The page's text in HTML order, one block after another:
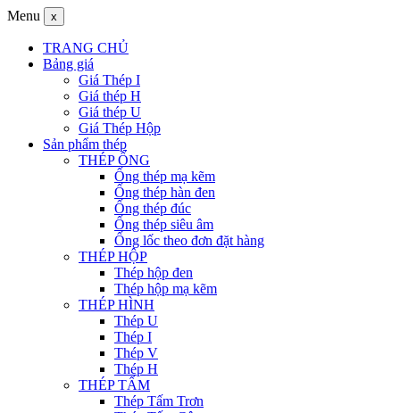
Menu x
TRANG CHỦ
Bảng giá
Giá Thép I
Giá thép H
Giá thép U
Giá Thép Hộp
Sản phẩm thép
THÉP ỐNG
Ống thép mạ kẽm
Ống thép hàn đen
Ống thép đúc
Ống thép siêu âm
Ống lốc theo đơn đặt hàng
THÉP HỘP
Thép hộp đen
Thép hộp mạ kẽm
THÉP HÌNH
Thép U
Thép I
Thép V
Thép H
THÉP TẤM
Thép Tấm Trơn